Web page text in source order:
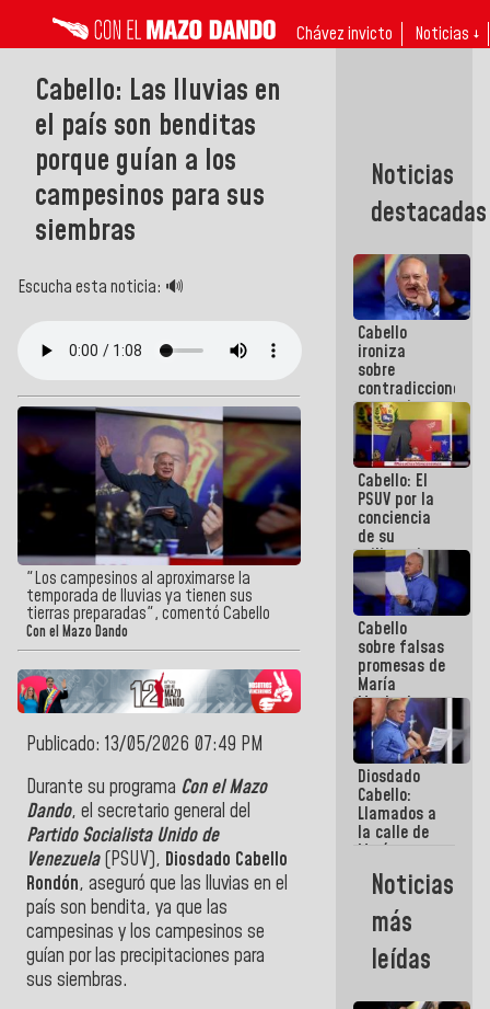
Chávez invicto Noticias ↓
Cabello: Las lluvias en
el país son benditas
porque guían a los
campesinos para sus
siembras
Escucha esta noticia: 🔊
"Los campesinos al aproximarse la
temporada de lluvias ya tienen sus
tierras preparadas", comentó Cabello
Con el Mazo Dando
Publicado: 13/05/2026 07:49 PM
Durante su programa Con el Mazo
Dando, el secretario general del
Partido Socialista Unido de
Venezuela(PSUV), Diosdado Cabello
Rondón, aseguró que las lluvias en el
país son bendita, ya que las
campesinas y los campesinos se
guían por las precipitaciones para
sus siembras.
Noticias
destacadas
Cabello
ironiza
sobre
contradicciones
y mentiras
de María
Machado:
¡Créanle!
Cabello: El
PSUV por la
conciencia
de su
militancia
es la
organización
política más
sólida de
Venezuela
Cabello
sobre falsas
promesas de
María
Machado:
¿Quién le
puede creer?
¿Y la gente
que ella iba
a salvar en
La Guaira?
Diosdado
Cabello:
Llamados a
la calle de
María
Machado se
estrellaron
de frente
contra el
Pueblo
Noticias
más
leídas